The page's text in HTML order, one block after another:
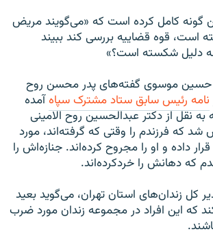
گونه کامل کرده است که «می‌‌گویند مریض
است، قوه قضاییه بررسی کند ببیند
دلیل شکسته است؟»
حسین موسوی گفته‌های پدر محسن روح
نامه رئیس سابق ستاد مشترک سپاهآمده
نقل از دکتر عبدالحسین روح الامینی
که فرزندم را وقتی که گرفته‌اند، مورد
داده و او را مجروح کرده‌اند. جنازه‌اش را
که دهانش را خردکرده‌اند.
کل زندان‌های استان تهران، می‌گوید بعید
که این افراد در مجموعه زندان مورد ضرب